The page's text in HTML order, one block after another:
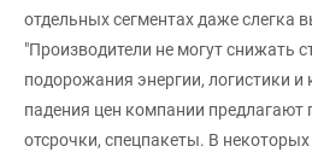
отдельных сегментах даже слегка
"Производители не могут снижать
подорожания энергии, логистики и
падения цен компании предлагают
отсрочки, спецпакеты. В